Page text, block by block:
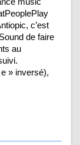
c’est
de faire
au
» inversé),